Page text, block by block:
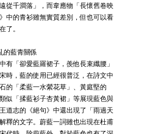
從千澗落」，而韋應物「長懷舊卷映
中的青衫雖無實質差別，但也可以看
了。
的藍青關係
「卻愛藍羅裙子，羨他長束纖腰」
時，藍的使用已經很普泛，在詩文中
的「柔藍一水縈花草」、黃庭堅的
似「揉藍衫子杏黃裙」等展現藍色與
道志的《絕句》中還出現了「雨過天
釋的文字。蔚藍一詞雖也出現在杜甫